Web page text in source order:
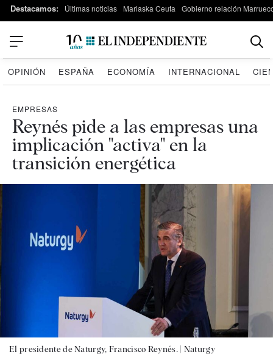
Destacamos: Últimas noticias Marlaska Ceuta Gobierno relación
OPINIÓN ESPAÑA ECONOMÍA INTERNACIONAL
EMPRESAS
Reynés pide a las empresas una
implicación "activa" en la
transición energética
El presidente de Naturgy, Francisco Reynés. | Naturgy